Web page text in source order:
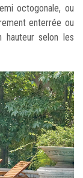
octogonale, ou
enterrée ou
selon les